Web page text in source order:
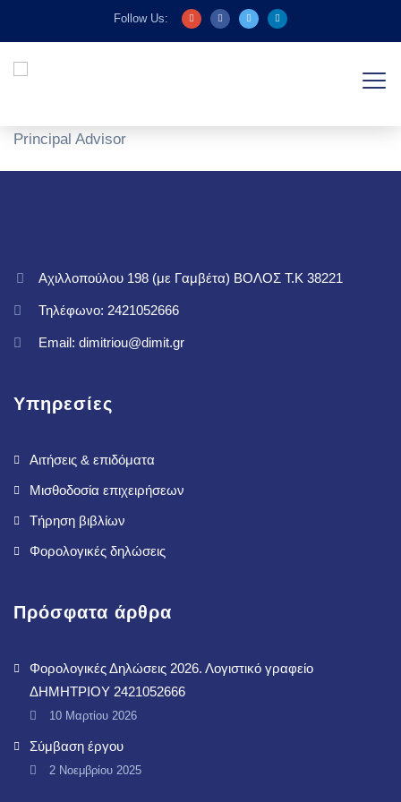
Follow Us:
Principal Advisor
Αχιλλοπούλου 198 (με Γαμβέτα) ΒΟΛΟΣ T.K 38221
Τηλέφωνο: 2421052666
Email: dimitriou@dimit.gr
Υπηρεσίες
Αιτήσεις & επιδόματα
Μισθοδοσία επιχειρήσεων
Τήρηση βιβλίων
Φορολογικές δηλώσεις
Πρόσφατα άρθρα
Φορολογικές Δηλώσεις 2026. Λογιστικό γραφείο
ΔΗΜΗΤΡΙΟΥ 2421052666
10 Μαρτίου 2026
Σύμβαση έργου
2 Νοεμβρίου 2025